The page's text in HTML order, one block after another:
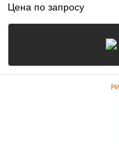
Цена по запросу